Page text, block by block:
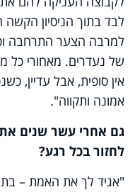
לבד בתוך הניסיון
למרבה הצער התרחבה
של נעדרים. מאחורי כל
אין סופית, אבל עדיין,
אמונה ותקווה".
גם אחרי עשר שנים
לחזור בכל רגע?
"אגיד לך את האמת –